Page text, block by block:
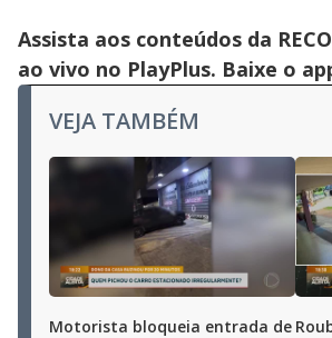
Assista aos conteúdos da
ao vivo no PlayPlus. Baixe o
VEJA TAMBÉM
Motorista bloqueia entrada de